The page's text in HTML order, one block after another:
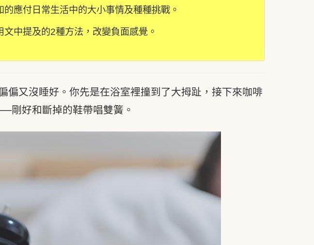
應付日常生活中的大小事情及種種挑戰。
中提及的2種方法，改變負面感覺。
偏又沒睡好。你先是在浴室裡撞到了大拇趾，接下來咖啡
剛好和斷掉的鞋帶唱雙簧。